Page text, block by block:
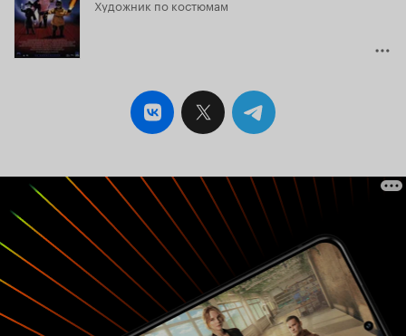
5.4
Художник по костюмам